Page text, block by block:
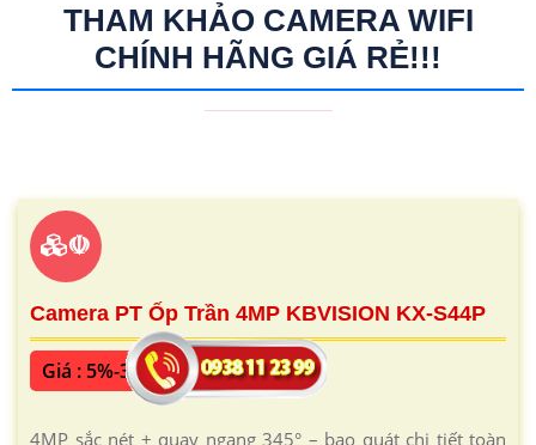
THAM KHẢO CAMERA WIFI
CHÍNH HÃNG GIÁ RẺ!!!
☫
Camera PT Ốp Trần 4MP KBVISION KX-S44P
Giá : 5%-35%
4MP sắc nét + quay ngang 345° – bao quát chi tiết toàn